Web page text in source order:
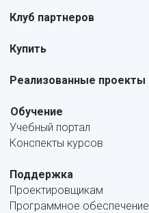
Клуб партнеров
Купить
Реализованные проекты
Обучение
Учебный портал
Конспекты курсов
Поддержка
Проектировщикам
Программное обеспечение